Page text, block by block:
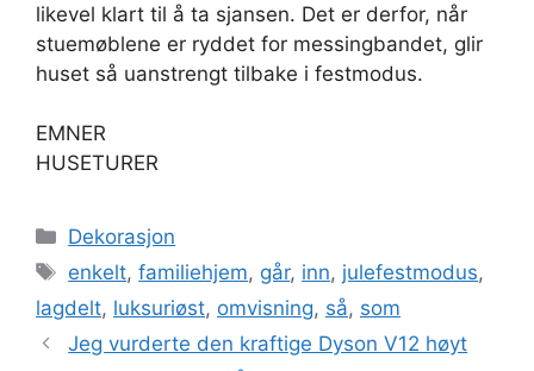
likevel klart til å ta sjansen. Det er derfor, når
stuemøblene er ryddet for messingbandet, glir
huset så uanstrengt tilbake i festmodus.
EMNER
HUSETURER
Kategorier
Dekorasjon
Stikkord
enkelt,familiehjem, går, inn, julefestmodus,
lagdelt, luksuriøst, omvisning, så, som
Jeg vurderte den kraftige Dyson V12 høyt